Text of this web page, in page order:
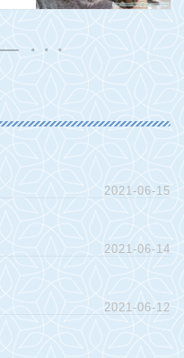
2021-06-15
2021-06-14
2021-06-12